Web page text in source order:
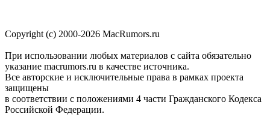
Copyright (c) 2000-2026 MacRumors.ru
При использовании любых материалов с сайта обязательно
указание macrumors.ru в качестве источника.
Все авторские и исключительные права в рамках проекта
защищены
в соответствии с положениями 4 части Гражданского Кодекса
Российской Федерации.